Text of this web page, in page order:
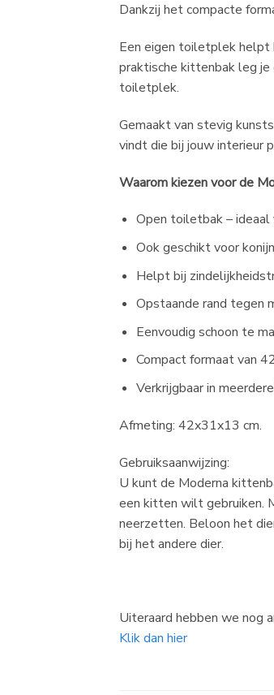
Dankzij het compacte
Een eigen toiletplek helpt
praktische kittenbak leg je
toiletplek.
Gemaakt van stevig
vindt die bij jouw interieur
Waarom kiezen voor de
Open toiletbak –
Ook geschikt voor
Helpt bij
Opstaande rand tegen
Eenvoudig schoon te
Compact formaat van
Verkrijgbaar in
Afmeting: 42x31x13 cm.
Gebruiksaanwijzing:
U kunt de Moderna
een kitten wilt gebruiken.
neerzetten. Beloon het
bij het andere dier.
Uiteraard hebben we nog
Klik dan hier